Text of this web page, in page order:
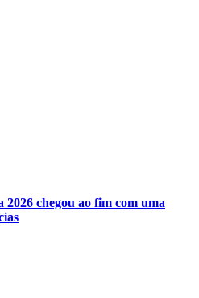
chegou ao fim com uma